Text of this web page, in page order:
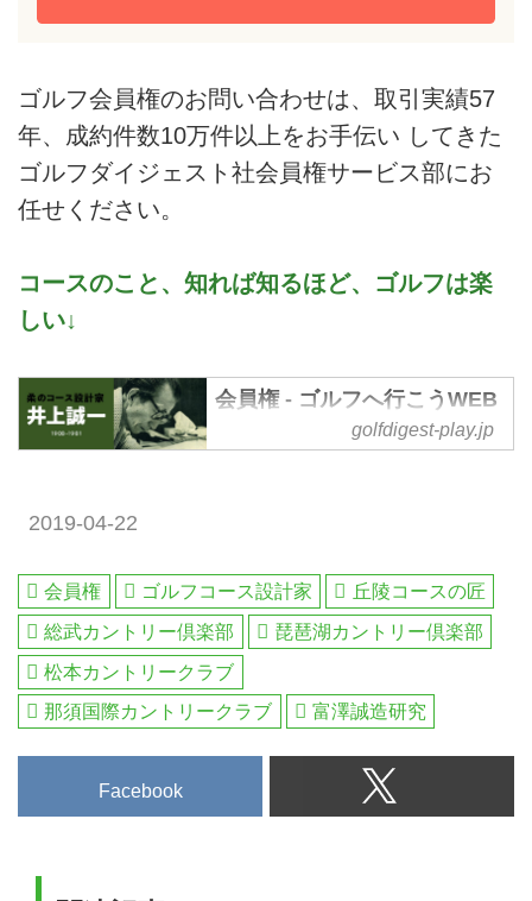
ゴルフ会員権のお問い合わせは、取引実績57
年、成約件数10万件以上をお手伝い してきた
ゴルフダイジェスト社会員権サービス部にお
任せください。
コースのこと、知れば知るほど、ゴルフは楽
しい↓
会員権 - ゴルフへ行こうWEB
by ゴルフダイジェスト
ど世界中の海外ゴルフ旅行をご案
内。ゴルフ場会員権の売買、ゴル
フダイジェストだけのお得なメン
バーシップ情報。初心者・アベレ
ージから上級者も楽しめる厳選ゴ
ルフ特集を毎日配信。編集の目利
式総合サイト・ゴルフへ行こう
WEB by ゴルフダイジェスト
golfdigest-play.jp
2019-04-22
会員権 ゴルフコース設計家
丘陵コースの匠
総武カントリー倶楽部
琵琶湖カントリー倶楽部
松本カントリークラブ
那須国際カントリークラブ
富澤誠造研究
Facebook